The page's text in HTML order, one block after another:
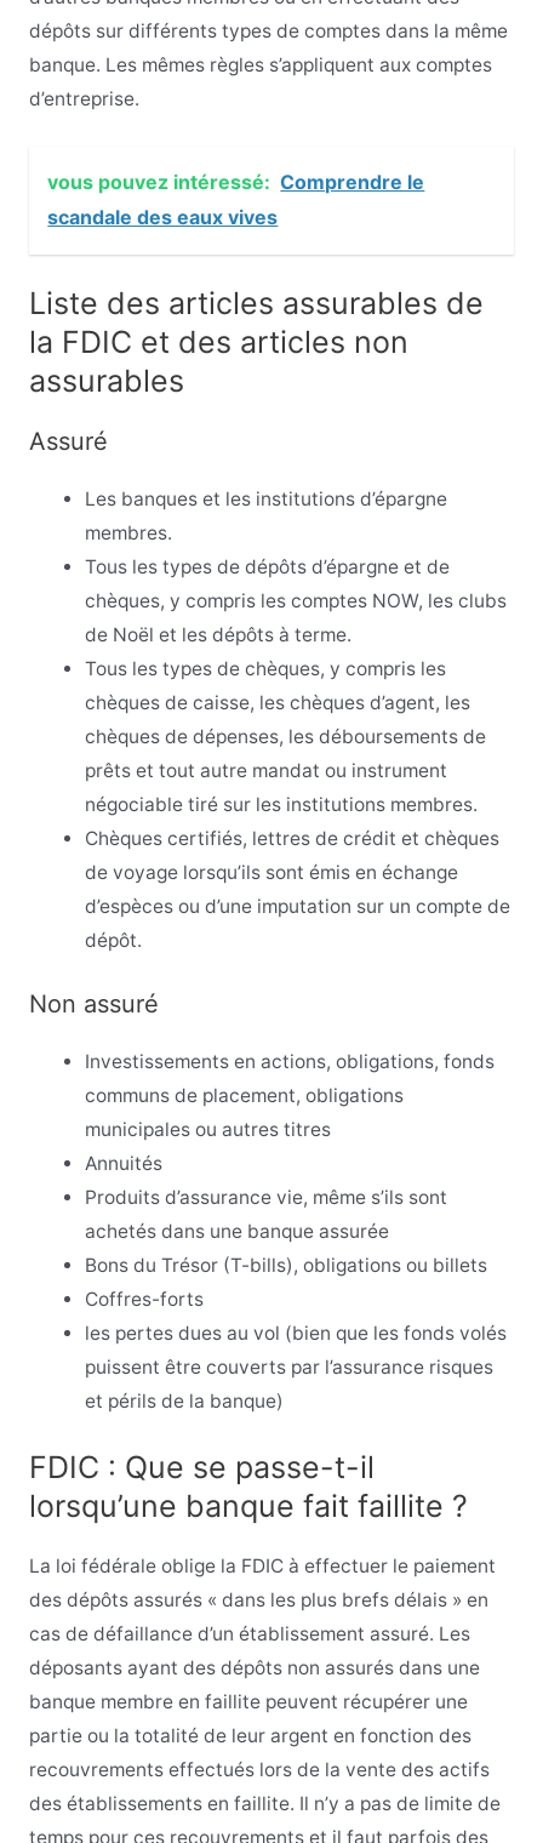
dépôts sur différents types de comptes dans la même
banque. Les mêmes règles s’appliquent aux comptes
d’entreprise.
vous pouvez intéressé: Comprendre le
scandale des eaux vives
Liste des articles assurables de
la FDIC et des articles non
assurables
Assuré
Les banques et les institutions d’épargne
membres.
Tous les types de dépôts d’épargne et de
chèques, y compris les comptes NOW, les clubs
de Noël et les dépôts à terme.
Tous les types de chèques, y compris les
chèques de caisse, les chèques d’agent, les
chèques de dépenses, les déboursements de
prêts et tout autre mandat ou instrument
négociable tiré sur les institutions membres.
Chèques certifiés, lettres de crédit et chèques
de voyage lorsqu’ils sont émis en échange
d’espèces ou d’une imputation sur un compte de
dépôt.
Non assuré
Investissements en actions, obligations, fonds
communs de placement, obligations
municipales ou autres titres
Annuités
Produits d’assurance vie, même s’ils sont
achetés dans une banque assurée
Bons du Trésor (T-bills), obligations ou billets
Coffres-forts
les pertes dues au vol (bien que les fonds volés
puissent être couverts par l’assurance risques
et périls de la banque)
FDIC : Que se passe-t-il
lorsqu’une banque fait faillite ?
La loi fédérale oblige la FDIC à effectuer le paiement
des dépôts assurés « dans les plus brefs délais » en
cas de défaillance d’un établissement assuré. Les
déposants ayant des dépôts non assurés dans une
banque membre en faillite peuvent récupérer une
partie ou la totalité de leur argent en fonction des
recouvrements effectués lors de la vente des actifs
des établissements en faillite. Il n’y a pas de limite de
temps pour ces recouvrements et il faut parfois des